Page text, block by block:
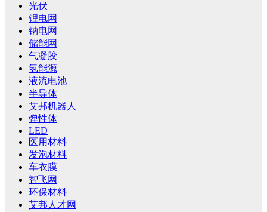
光伏
锂电网
钠电网
储能网
气凝胶
氢能源
液流电池
半导体
艾邦机器人
弹性体
LED
医用材料
发泡材料
车衣膜
智飞网
环保材料
艾邦人才网